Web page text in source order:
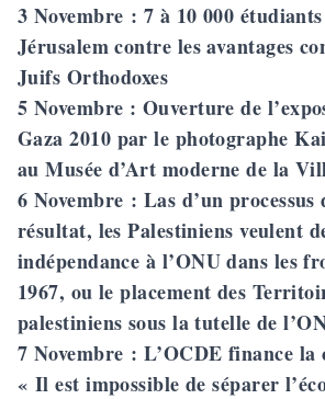
3 Novembre : 7 à 10 000
Jérusalem contre les avantages
Juifs Orthodoxes
5 Novembre : Ouverture de
Gaza 2010 par le photographe
au Musée d’Art moderne de la
6 Novembre : Las d’un processus
résultat, les Palestiniens veulent
indépendance à l’ONU dans les
1967, ou le placement des
palestiniens sous la tutelle de
7 Novembre : L’OCDE finance la
« Il est impossible de séparer